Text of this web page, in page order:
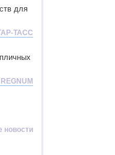
4,4 1
для
ТАСС
REGNUM
новости